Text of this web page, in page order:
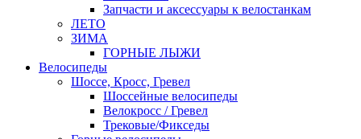
Запчасти и аксессуары к велостанкам
ЛЕТО
ЗИМА
ГОРНЫЕ ЛЫЖИ
Велосипеды
Шоссе, Кросс, Гревел
Шоссейные велосипеды
Велокросс / Гревел
Трековые/Фикседы